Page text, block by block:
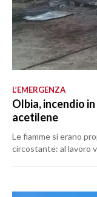
L’EMERGENZA
Olbia, incendio
acetilene
Le fiamme si erano
circostante: al lavoro